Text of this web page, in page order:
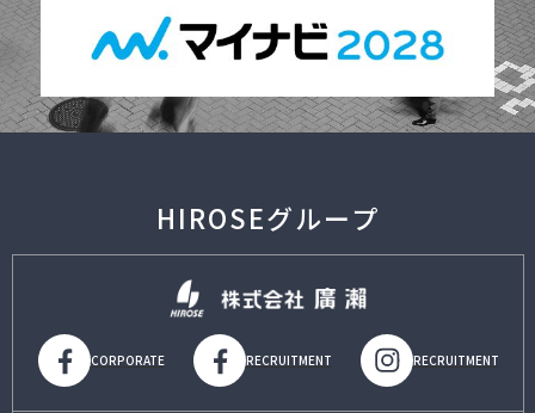
HIROSEグループ
CORPORATE RECRUITMENT RECRUITMENT